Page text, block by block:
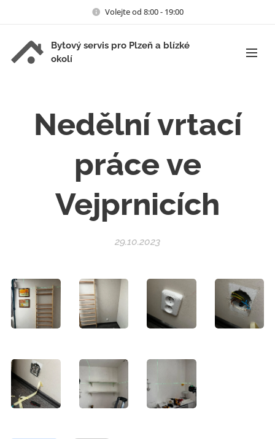
Volejte od 8:00 - 19:00
Bytový servis pro Plzeň a blízké
okolí
Nedělní vrtací
práce ve
Vejprnicích
29.10.2023